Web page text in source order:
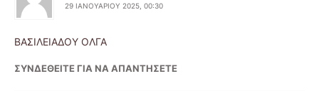
29 ΙΑΝΟΥΑΡΊΟΥ 2025, 00:30
ΒΑΣΙΛΕΙΑΔΟΥ ΟΛΓΑ
ΣΥΝΔΕΘΕΊΤΕ ΓΙΑ ΝΑ ΑΠΑΝΤΉΣΕΤΕ